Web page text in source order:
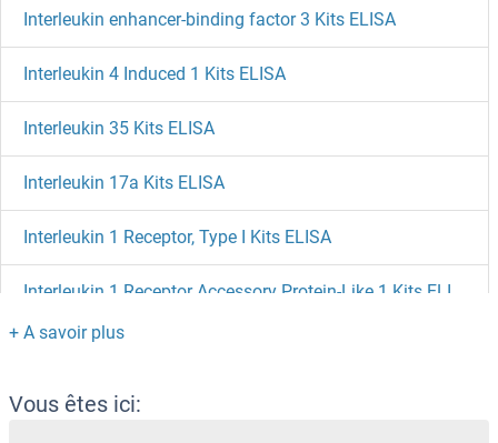
Interleukin enhancer-binding factor 3 Kits ELISA
Interleukin 4 Induced 1 Kits ELISA
Interleukin 35 Kits ELISA
Interleukin 17a Kits ELISA
Interleukin 1 Receptor, Type I Kits ELISA
Interferon, alpha 21 Kits ELISA
Interferon, alpha 1 Kits ELISA
Vous êtes ici: